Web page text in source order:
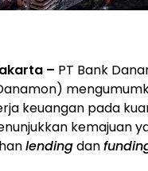
– PT Bank
keuangan pada
kemajuan
lendingdan